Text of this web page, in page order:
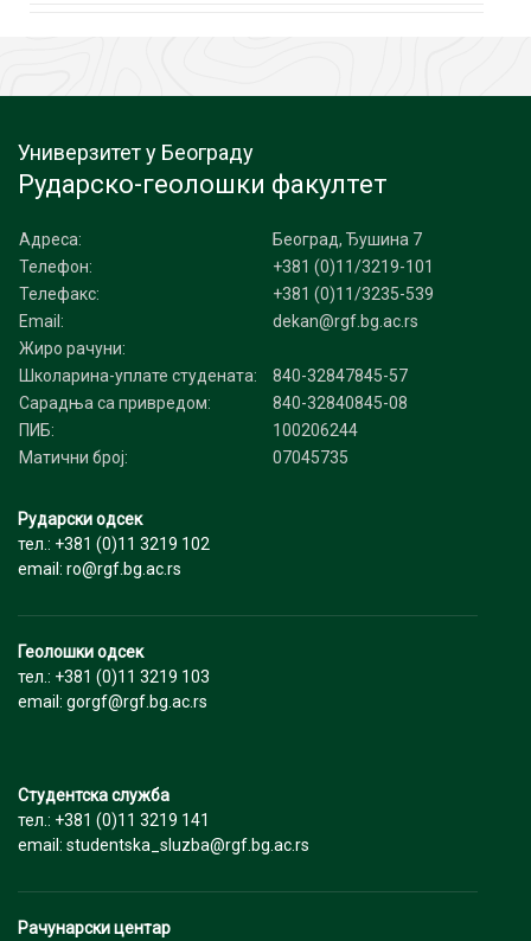
Универзитет у Београду
Рударско-геолошки факултет
Адреса:
Београд, Ђушина 7
Телефон:
+381 (0)11/3219-101
Телефакс:
+381 (0)11/3235-539
Email:
dekan@rgf.bg.ac.rs
Жиро рачуни:
Школарина-уплате студената:
840-32847845-57
Сарадња са привредом:
840-32840845-08
ПИБ:
100206244
Матични број:
07045735
Рударски одсек
тел.: +381 (0)11 3219 102
email: ro@rgf.bg.ac.rs
Геолошки одсек
тел.: +381 (0)11 3219 103
email: gorgf@rgf.bg.ac.rs
Студентска служба
тел.: +381 (0)11 3219 141
email: studentska_sluzba@rgf.bg.ac.rs
Рачунарски центар